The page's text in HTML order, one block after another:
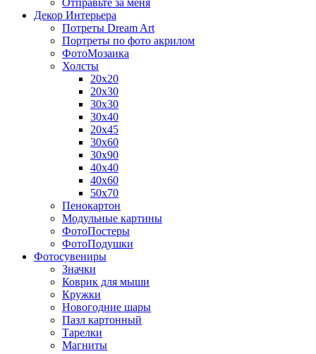
Декор Интерьера
Потреты Dream Art
Портреты по фото акрилом
ФотоМозаика
Холсты
20х20
20х30
30х30
30х40
20х45
30х60
30х90
40х40
40х60
50х70
Пенокартон
Модульные картины
ФотоПостеры
ФотоПодушки
Фотоcувениры
Значки
Коврик для мыши
Кружки
Новогодние шары
Пазл картонный
Тарелки
Магниты